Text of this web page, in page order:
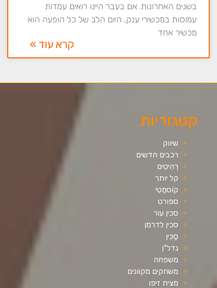
בשנים האחרונות. אם בעבר היינו רואים עמדות
עמוסות במכשירי ענק, היום הלב של כל הופעה הוא
מכשיר אחד
קרא עוד »
קטגוריות
שיווק
רכבים חדשים
רְהִיטִים
קל יותר
קוֹסמֵטִי
ספורט
סכין עור
סכין לדרמן
סַכִּין
נדל"ן
משפחה
משחקים מקוונים
מצית זיפו